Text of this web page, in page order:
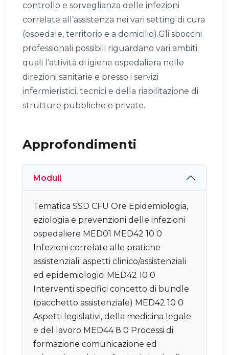
controllo e sorveglianza delle infezioni
correlate all’assistenza nei vari setting di cura
(ospedale, territorio e a domicilio).Gli sbocchi
professionali possibili riguardano vari ambiti
quali l’attività di igiene ospedaliera nelle
direzioni sanitarie e presso i servizi
infermieristici, tecnici e della riabilitazione di
strutture pubbliche e private.
Approfondimenti
Moduli
Tematica SSD CFU Ore Epidemiologia,
eziologia e prevenzioni delle infezioni
ospedaliere MED01 MED42 10 0
Infezioni correlate alle pratiche
assistenziali: aspetti clinico/assistenziali
ed epidemiologici MED42 10 0
Interventi specifici concetto di bundle
(pacchetto assistenziale) MED42 10 0
Aspetti legislativi, della medicina legale
e del lavoro MED44 8 0 Processi di
formazione comunicazione ed